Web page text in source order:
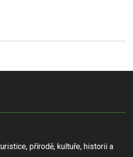
přírodě, kultuře, historii a